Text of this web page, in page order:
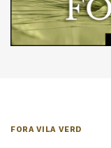
FORA VILA VERD